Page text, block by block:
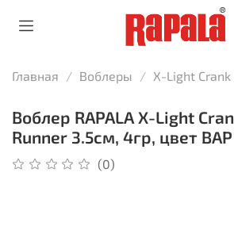
Главная Воблеры X-Light
Воблер RAPALA X-Light
Runner 3.5см, 4гр, цвет BAP
(0)